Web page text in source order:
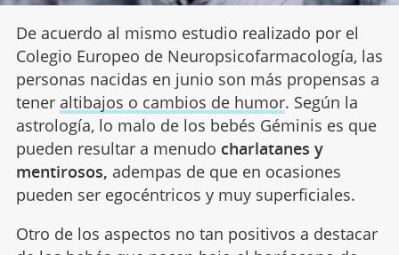
De acuerdo al mismo estudio realizado por el
Colegio Europeo de Neuropsicofarmacología, las
personas nacidas en junio son más propensas a
tener altibajos o cambios de humor. Según la
astrología, lo malo de los bebés Géminis es que
pueden resultar a menudo charlatanes y
mentirosos, adempas de que en ocasiones
pueden ser egocéntricos y muy superficiales.
Otro de los aspectos no tan positivos a destacar